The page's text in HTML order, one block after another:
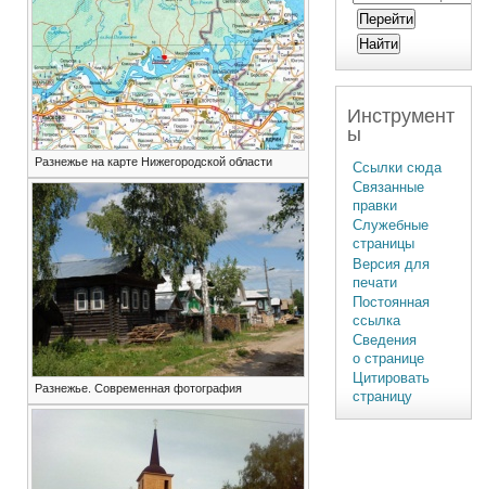
Разнежье на карте Нижегородской области
Разнежье. Современная фотография
Инструмент
ы
Ссылки сюда
Связанные
правки
Служебные
страницы
Версия для
печати
Постоянная
ссылка
Сведения
о странице
Цитировать
страницу